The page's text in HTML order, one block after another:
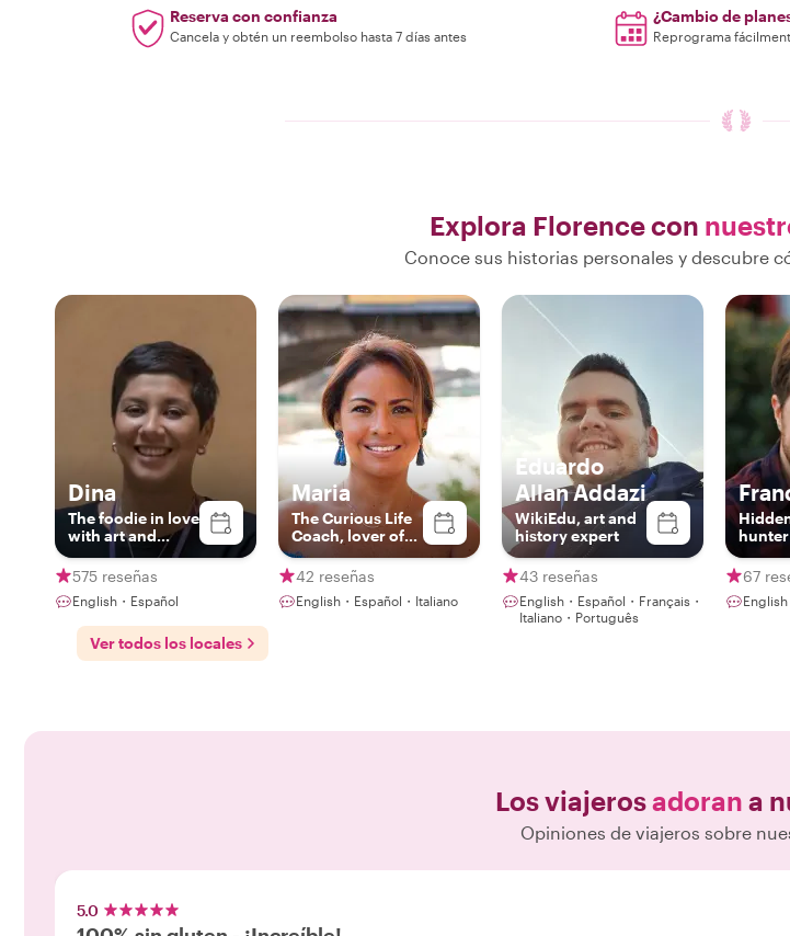
Reserva con confianza
Cancela y obtén un reembolso hasta 7 días antes
¿Cambio de
Reprograma
Explora Florence con
Conoce sus historias personales y descubre
Dina
The foodie in love
with art and
history!
575 reseñas
English・Español
Maria
The Curious Life
Coach, lover of
FLORENCE’s
BEAUTY!
42 reseñas
English・Español・Italiano
Eduardo
Allan Addazi
WikiEdu, art and
history expert
43 reseñas
English・Español・Français・
Italiano・Português
hunter
67
Ver todos los locales
Los viajerosadoran a
Opiniones de viajeros sobre
5.0